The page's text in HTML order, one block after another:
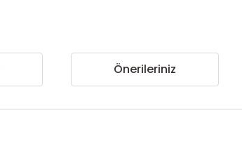
Önerileriniz